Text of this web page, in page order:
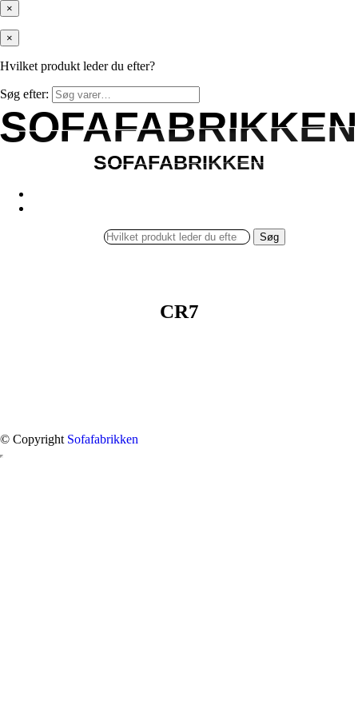
×
×
Hvilket produkt leder du efter?
Søg efter:
SOFAFABRIKKEN
SOFAFABRIKKEN
SOFAFABRIKKEN
Søg
CR7
© Copyright Sofafabrikken